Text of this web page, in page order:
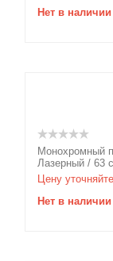
Нет в наличии
Монохромный
Лазерный / 63
Цену уточняйте
Нет в наличии